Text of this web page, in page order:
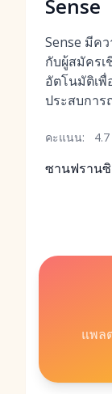
Sense
Sense มีค
กับผู้สมัครเ
อัตโนมัติเ
ประสบกา
คะแนน: 4.7
ซานฟรานซิ
แพล